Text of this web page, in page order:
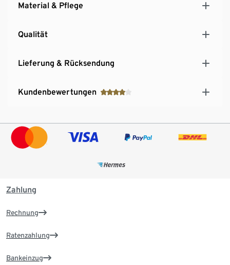
Material & Pflege
Qualität
Lieferung & Rücksendung
Kundenbewertungen
Zahlung
Rechnung
Ratenzahlung
Bankeinzug